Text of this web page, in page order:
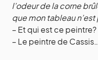
l’odeur de la corne
que mon tableau n’est
– Et qui est ce peintre?
– Le peintre de